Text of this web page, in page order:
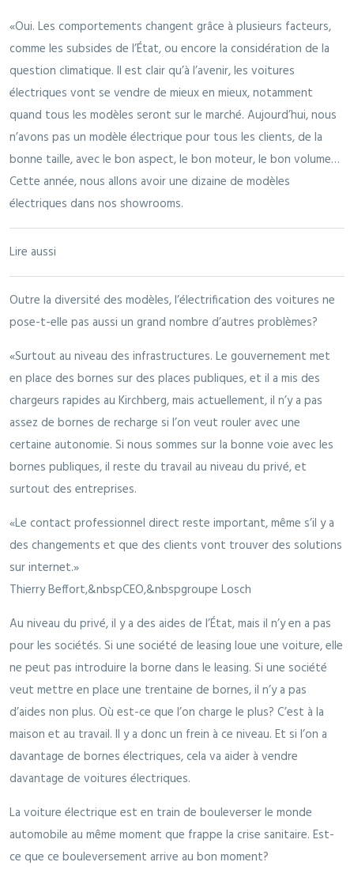
«Oui. Les comportements changent grâce à plusieurs facteurs,
comme les subsides de l’État, ou encore la considération de la
question climatique. Il est clair qu’à l’avenir, les voitures
électriques vont se vendre de mieux en mieux, notamment
quand tous les modèles seront sur le marché. Aujourd’hui, nous
n’avons pas un modèle électrique pour tous les clients, de la
bonne taille, avec le bon aspect, le bon moteur, le bon volume…
Cette année, nous allons avoir une dizaine de modèles
électriques dans nos showrooms.
Lire aussi
Outre la diversité des modèles, l’électrification des voitures ne
pose-t-elle pas aussi un grand nombre d’autres problèmes?
«Surtout au niveau des infrastructures. Le gouvernement met
en place des bornes sur des places publiques, et il a mis des
chargeurs rapides au Kirchberg, mais actuellement, il n’y a pas
assez de bornes de recharge si l’on veut rouler avec une
certaine autonomie. Si nous sommes sur la bonne voie avec les
bornes publiques, il reste du travail au niveau du privé, et
surtout des entreprises.
Le contact professionnel direct reste important, même s’il y a
des changements et que des clients vont trouver des solutions
sur internet.
Thierry Beffort,&nbspCEO,&nbspgroupe Losch
Au niveau du privé, il y a des aides de l’État, mais il n’y en a pas
pour les sociétés. Si une société de leasing loue une voiture, elle
ne peut pas introduire la borne dans le leasing. Si une société
veut mettre en place une trentaine de bornes, il n’y a pas
d’aides non plus. Où est-ce que l’on charge le plus? C’est à la
maison et au travail. Il y a donc un frein à ce niveau. Et si l’on a
davantage de bornes électriques, cela va aider à vendre
davantage de voitures électriques.
La voiture électrique est en train de bouleverser le monde
automobile au même moment que frappe la crise sanitaire. Est-
ce que ce bouleversement arrive au bon moment?